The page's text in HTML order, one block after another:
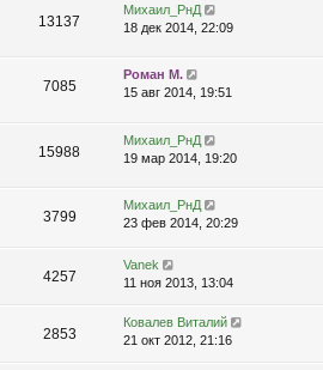
13137
Михаил_РнД
18 дек 2014, 22:09
7085
Роман М.
15 авг 2014, 19:51
15988
Михаил_РнД
19 мар 2014, 19:20
3799
Михаил_РнД
23 фев 2014, 20:29
4257
Vanek
11 ноя 2013, 13:04
2853
Ковалев Виталий
21 окт 2012, 21:16